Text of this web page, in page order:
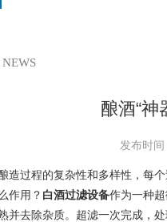
NEWS
酿酒“神
发布时
过程的复杂性和多样性，每个
作用？ 白酒过滤设备作为一种
并去除杂质。超滤一次完成，